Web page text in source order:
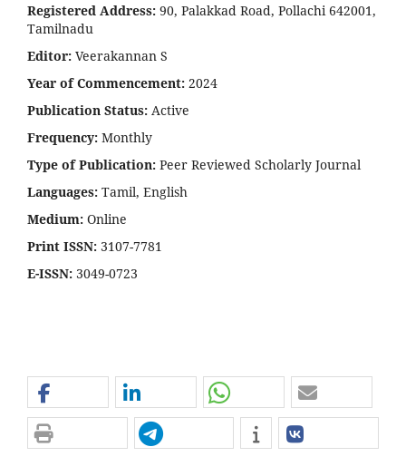
Registered Address: 90, Palakkad Road, Pollachi 642001,
Tamilnadu
Editor: Veerakannan S
Year of Commencement: 2024
Publication Status: Active
Frequency: Monthly
Type of Publication: Peer Reviewed Scholarly Journal
Languages: Tamil, English
Medium: Online
Print ISSN: 3107-7781
E-ISSN: 3049-0723